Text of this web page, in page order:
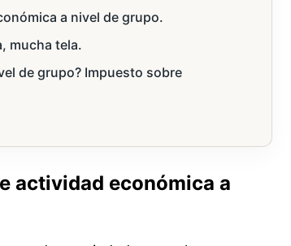
a nivel de grupo.
mucha tela.
de grupo? Impuesto sobre
actividad económica a